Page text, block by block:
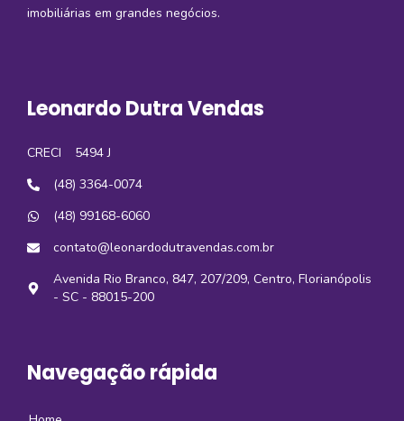
imobiliárias em grandes negócios.
Leonardo Dutra Vendas
CRECI
5494 J
(48) 3364-0074
(48) 99168-6060
contato@leonardodutravendas.com.br
Avenida Rio Branco, 847, 207/209, Centro, Florianópolis
- SC - 88015-200
Navegação rápida